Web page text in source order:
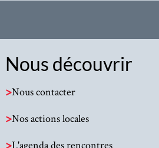
Nous découvrir
>Nous contacter
>Nos actions locales
>L'agenda des rencontres